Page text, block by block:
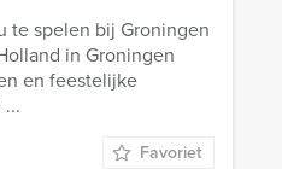
te spelen bij Groningen
in Groningen
en feestelijke
Favoriet